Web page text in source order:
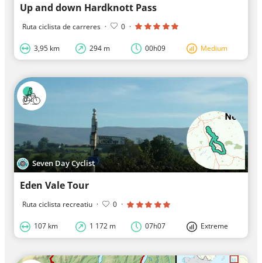
Up and down Hardknott Pass
Ruta ciclista de carreres · 0 ·
3,95 km 294 m 00h09 Medium
Seven Day Cyclist
Eden Vale Tour
Ruta ciclista recreatiu · 0 ·
107 km 1 172 m 07h07 Extreme